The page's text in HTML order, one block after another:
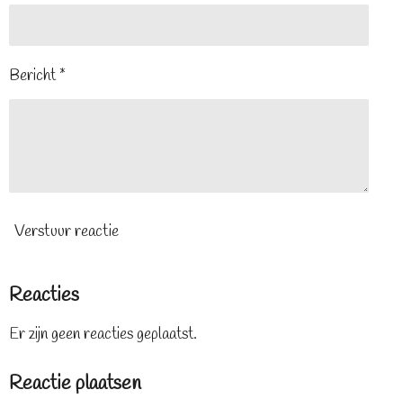
Bericht *
Verstuur reactie
Reacties
Er zijn geen reacties geplaatst.
Reactie plaatsen